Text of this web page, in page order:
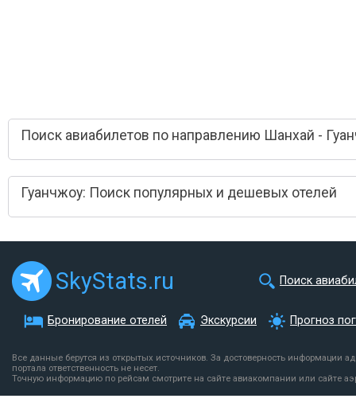
Поиск авиабилетов по направлению Шанхай -
Гуанчжоу: Поиск популярных и дешевых отелей
SkyStats.ru Поиск
Бронирование отелей Экскурсии Прогноз
Все данные берутся из открытых источников. За достоверность информации
портала ответственность не несет.
Точную информацию по рейсам смотрите на сайте авиакомпании или сайте